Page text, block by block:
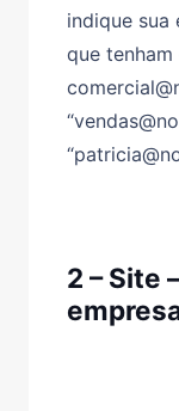
indique sua
que
2 – Site